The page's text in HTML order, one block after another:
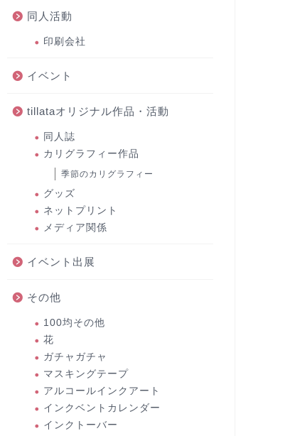
同人活動
印刷会社
イベント
tillataオリジナル作品・活動
同人誌
カリグラフィー作品
季節のカリグラフィー
グッズ
ネットプリント
メディア関係
イベント出展
その他
100均その他
花
ガチャガチャ
マスキングテープ
アルコールインクアート
インクベントカレンダー
インクトーバー